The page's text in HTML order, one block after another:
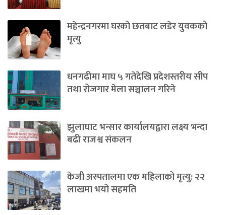
महेन्द्रनगरमा घरको छतबाट लडेर युवकको
मृत्यु
धनगढीमा माघ ५ गतेदेखि प्रदेशस्तरीय सीप
तथा रोजगार मेला सञ्चालन गरिने
झुलाघाट भन्सार कार्यालयद्वारा लक्ष्य भन्दा
बढी राजश्व संकलन
केजी अस्पतालमा एक महिलाको मृत्यु: २२
लाखमा भयो सहमति